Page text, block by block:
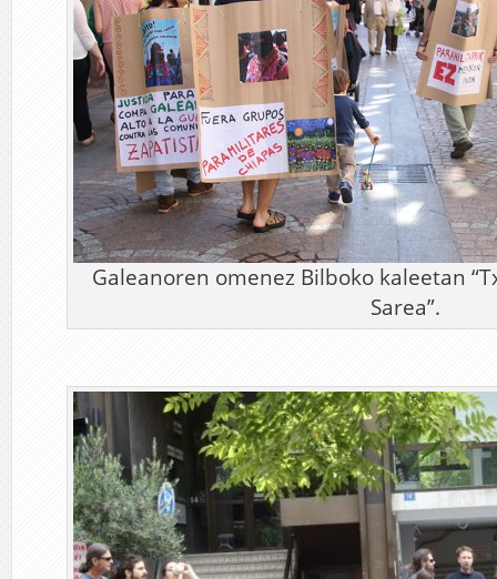
Galeanoren omenez Bilboko kaleetan
Sarea”.